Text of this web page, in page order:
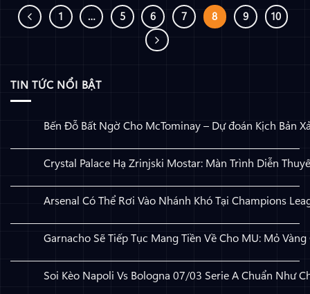
1 … 5 6 7 8 9 10
TIN TỨC NỔI BẬT
Bến Đỗ Bất Ngờ Cho McTominay – Dự đoán Kịch Bản
Crystal Palace Hạ Zrinjski Mostar: Màn Trình Diễn
Arsenal Có Thể Rơi Vào Nhánh Khó Tại Champions
Garnacho Sẽ Tiếp Tục Mang Tiền Về Cho MU: Mỏ
Soi Kèo Napoli Vs Bologna 07/03 Serie A Chuẩn Như